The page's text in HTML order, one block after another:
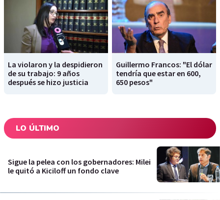
La violaron y la despidieron
de su trabajo: 9 años
después se hizo justicia
Guillermo Francos: "El dólar
tendría que estar en 600,
650 pesos"
LO ÚLTIMO
Sigue la pelea con los gobernadores: Milei
le quitó a Kiciloff un fondo clave